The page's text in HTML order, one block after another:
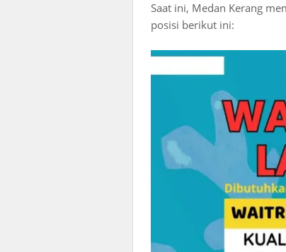
Saat ini, Medan Kerang
posisi berikut ini: